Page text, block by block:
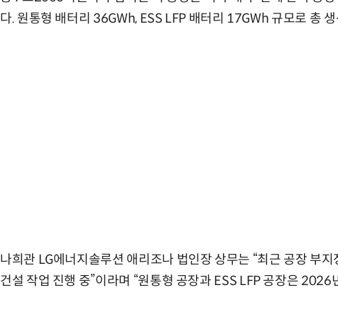
다. 원통형 배터리 36GWh, ESS LFP 배터리 17GWh 규모로 총
나희관 LG에너지솔루션 애리조나 법인장 상무는 “최근 공장 부
건설 작업 진행 중”이라며 “원통형 공장과 ESS LFP 공장은